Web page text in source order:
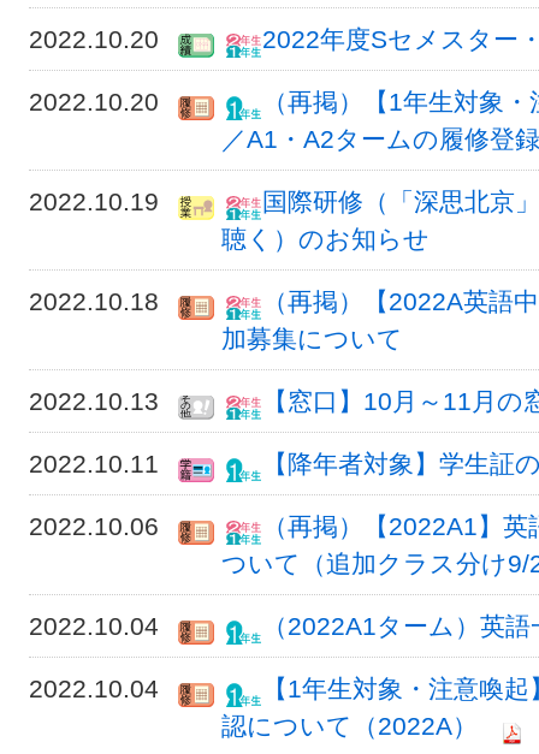
2022.10.20 2022年度Sセメスター
2022.10.20
（再掲）【1年生対象
／A1・A2タームの履修登
2022.10.19
国際研修（「深思北京
聴く）のお知らせ
2022.10.18
（再掲）【2022A英語
加募集について
2022.10.13 【窓口】10月～11月
2022.10.11 【降年者対象】学生証
2022.10.06
（再掲）【2022A1】
ついて（追加クラス分け9/
2022.10.04 （2022A1ターム）英
2022.10.04
【1年生対象・注意喚
認について（2022A）